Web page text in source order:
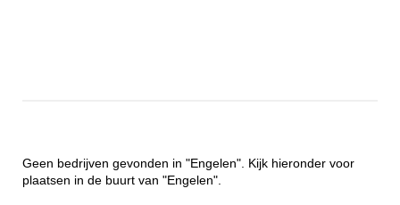
Geen bedrijven gevonden in "Engelen". Kijk hieronder voor
plaatsen in de buurt van "Engelen".